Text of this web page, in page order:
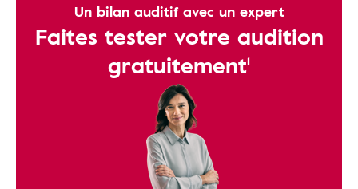
Un bilan auditif avec un expert
Faites tester votre audition
gratuitement¹